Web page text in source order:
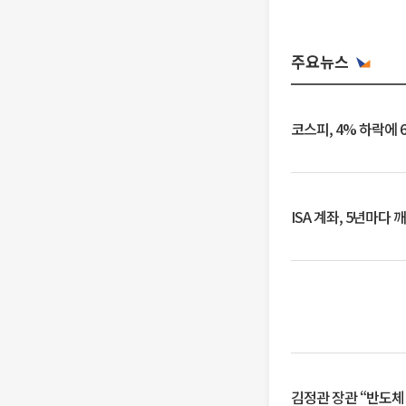
주요뉴스
코스피, 4% 하락에
ISA 계좌, 5년마다
김정관 장관 “반도